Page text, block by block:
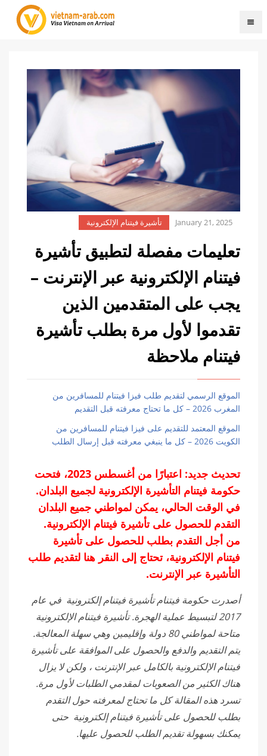
January 21, 2025 تأشيرة فيتنام الإلكترونية
تعليمات مفصلة لتطبيق تأشيرة
فيتنام الإلكترونية عبر الإنترنت –
يجب على المتقدمين الذين
تقدموا لأول مرة بطلب تأشيرة
فيتنام ملاحظة
الموقع الرسمي لتقديم طلب فيزا فيتنام للمسافرين من
المغرب 2026 – كل ما تحتاج معرفته قبل التقديم
الموقع المعتمد للتقديم على فيزا فيتنام للمسافرين من
الكويت 2026 – كل ما ينبغي معرفته قبل إرسال الطلب
تحديث جديد: اعتبارًا من أغسطس 2023، فتحت
حكومة فيتنام التأشيرة الإلكترونية لجميع البلدان.
في الوقت الحالي، يمكن لمواطني جميع البلدان
التقدم للحصول على تأشيرة فيتنام الإلكترونية.
من أجل التقدم بطلب للحصول على تأشيرة
فيتنام الإلكترونية، تحتاج إلى النقر هنا لتقديم طلب
التأشيرة عبر الإنترنت.
أصدرت حكومة فيتنام تأشيرة فيتنام إلكترونية في عام
2017 لتبسيط عملية الهجرة. تأشيرة فيتنام الإلكترونية
متاحة لمواطني 80 دولة وإقليمين وهي سهلة المعالجة.
يتم التقديم والدفع والحصول على الموافقة على تأشيرة
فيتنام الإلكترونية بالكامل عبر الإنترنت ، ولكن لا يزال
هناك الكثير من الصعوبات لمقدمي الطلبات لأول مرة.
تسرد هذه المقالة كل ما تحتاج لمعرفته حول التقدم
بطلب للحصول على تأشيرة فيتنام إلكترونية حتى
يمكنك بسهولة تقديم الطلب للحصول عليها.